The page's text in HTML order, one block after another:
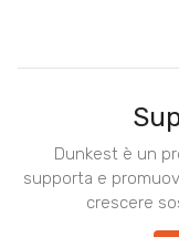
Dunkest è un
supporta e
crescere